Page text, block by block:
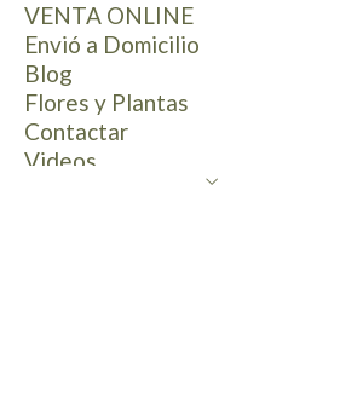
Plantas de Interior
Coronas para Tanatorio
Centros Defunción
VENTA ONLINE
Envió a Domicilio
Blog
General
Bodas
Eventos
Flores y Plantas
Contactar
Videos